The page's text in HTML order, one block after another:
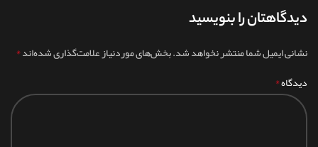
دیدگاهتان را بنویسید
نشانی ایمیل شما منتشر نخواهد شد.بخش‌های موردنیاز علامت‌گذاری شده‌اند*
دیدگاه*